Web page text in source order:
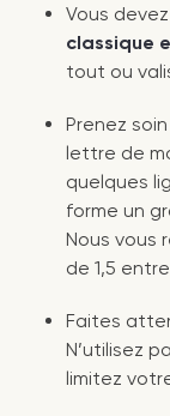
Vous
classique
tout ou
Prenez
lettre de
quelques
forme un
Nous vous
de 1,5
Faites
N’utilisez
limitez